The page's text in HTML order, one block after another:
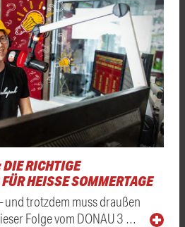
RICHTIGE
HEISSE SOMMERTAGE
und trotzdem muss draußen
Folge vom DONAU 3 …